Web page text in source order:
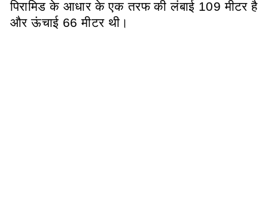
पिरामिड के आधार के एक तरफ की लंबाई 109 मीटर है
और ऊंचाई 66 मीटर थी।